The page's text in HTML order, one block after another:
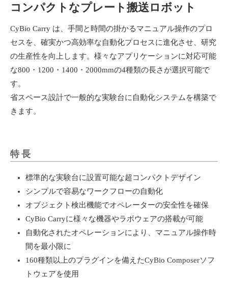
コンパクトなプレート搬送ロボット
CyBio Carry は、手間と時間の掛かるマニュアル操作のプロ
セスを、確実かつ高効率な自動化プロセスに進化させ、研究
の生産性を向上します。様々なアプリケーションに対応可能
な800・1200・1400・2000mmの4種類の長さが選択可能で
す。
省スペース設計で一般的な実験台に自動化システムを構築で
きます。
特長
標準的な実験台に設置可能な超コンパクトデザイン
シンプルで容易なワークフローの自動化
オブジェクト検出機能でオペレーターの安全性を確保
CyBio Carryに様々な機器やラボウェアの搭載が可能
自動化されたオペレーションにより、マニュアル操作時
間を最小限に
160種類以上のプラグインを備えたCyBio Composerソフ
トウェアを使用